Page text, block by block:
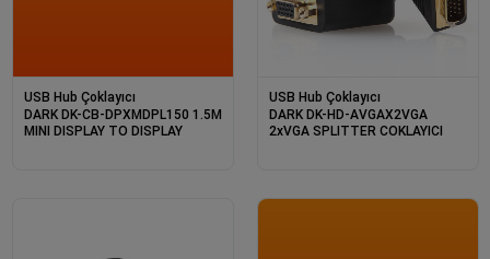
USB Hub Çoklayıcı
DARK DK-CB-DPXMDPL150 1.5M
MINI DISPLAY TO DISPLAY
USB Hub Çoklayıcı
DARK DK-HD-AVGAX2VGA
2xVGA SPLITTER COKLAYICI